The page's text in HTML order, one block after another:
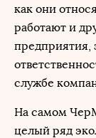
как они
работают и
предприятия,
службе
На самом
целый ряд